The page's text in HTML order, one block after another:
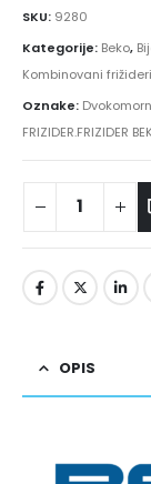
SKU: 9280
Kategorije: Beko,
Kombinovani frižideri
Oznake:
FRIZIDER.FRIZIDER
OPIS